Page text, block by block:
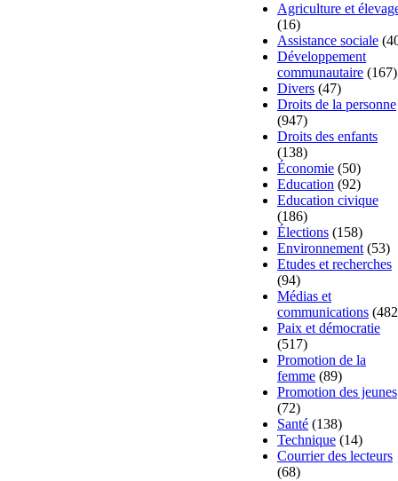
Agriculture et
(16)
Assistance sociale
Développement
communautaire (167)
Divers (47)
Droits de la personne
(947)
Droits des enfants
(138)
Économie (50)
Education (92)
Education civique
(186)
Élections (158)
Environnement (53)
Etudes et recherches
(94)
Médias et
communications
Paix et démocratie
(517)
Promotion de la
femme (89)
Promotion des jeunes
(72)
Santé (138)
Technique (14)
Courrier des lecteurs
(68)